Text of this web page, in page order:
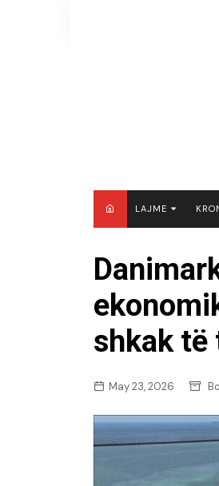
LAJME
KOSOVË
BOTË
shkak të
May 23, 2026